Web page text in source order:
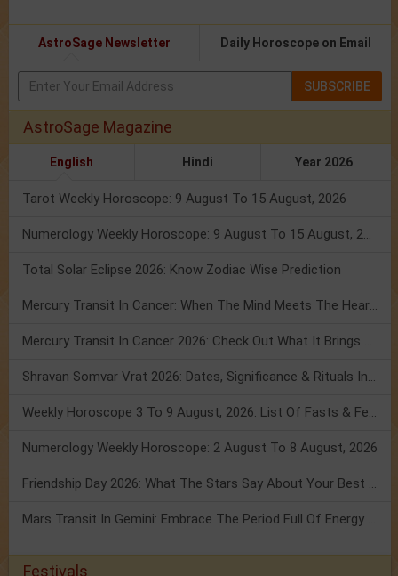
AstroSage Newsletter Daily Horoscope on Email
SUBSCRIBE
AstroSage Magazine
English Hindi Year 2026
Tarot Weekly Horoscope: 9 August To 15 August, 2026
Numerology Weekly Horoscope: 9 August To 15 August, 2026
Total Solar Eclipse 2026: Know Zodiac Wise Prediction
Mercury Transit In Cancer: When The Mind Meets The Heart!
Mercury Transit In Cancer 2026: Check Out What It Brings For You
Shravan Somvar Vrat 2026: Dates, Significance & Rituals In August
Weekly Horoscope 3 To 9 August, 2026: List Of Fasts & Festivals
Numerology Weekly Horoscope: 2 August To 8 August, 2026
Friendship Day 2026: What The Stars Say About Your Best Friend!
Mars Transit In Gemini: Embrace The Period Full Of Energy & Intelligence
Festivals